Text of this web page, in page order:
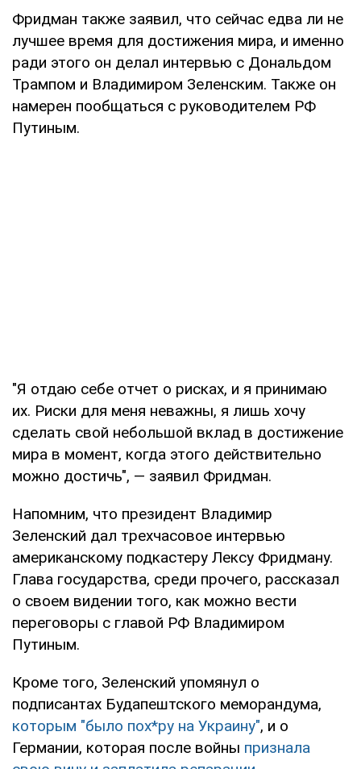
Фридман также заявил, что сейчас едва ли не
лучшее время для достижения мира, и именно
ради этого он делал интервью с Дональдом
Трампом и Владимиром Зеленским. Также он
намерен пообщаться с руководителем РФ
Путиным.
"Я отдаю себе отчет о рисках, и я принимаю
их. Риски для меня неважны, я лишь хочу
сделать свой небольшой вклад в достижение
мира в момент, когда этого действительно
можно достичь", — заявил Фридман.
Напомним, что президент Владимир
Зеленский дал трехчасовое интервью
американскому подкастеру Лексу Фридману.
Глава государства, среди прочего, рассказал
о своем видении того, как можно вести
переговоры с главой РФ Владимиром
Путиным.
Кроме того, Зеленский упомянул о
подписантах Будапештского меморандума,
которым "было пох*ру на Украину", и о
Германии, которая после войны признала